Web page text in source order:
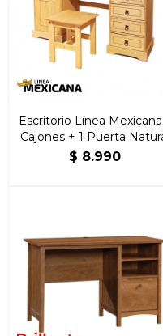
Escritorio Línea
Cajones + 1 Puerta
$ 8.990